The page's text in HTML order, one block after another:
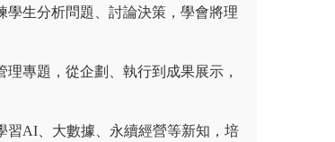
學生分析問題、討論決策，學會將理
專題，從企劃、執行到成果展示，
習AI、大數據、永續經營等新知，培